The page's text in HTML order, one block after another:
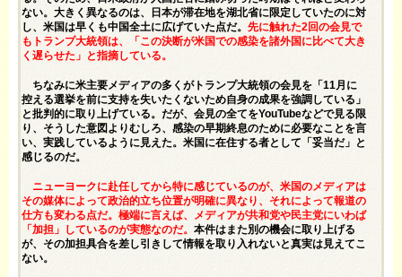
ない。大きく異なるのは、日本が滞在地を湖北省に限定していたのに対
し、米国は早くも中国全土に広げていた点だ。先に触れた2回の会見で
もトランプ大統領は、「この決断が米国での感染を諸外国に比べて大き
く遅らせた」と指摘している。
ちなみに米主要メディアの多くがトランプ大統領の会見を「11月に
控える選挙を前に支持を失いたくないため自身の成果を強調している」
と批判的に取り上げている。だが、会見の全てをYouTubeなどで見る限
り、そうした意図よりむしろ、感染の早期終息のために必要なことを言
い、実践しているように見えた。米国に在住する者として「妥当だ」と
感じるのだ。
ニューヨークに赴任してから特に感じているのが、米国のメディアは
その媒体によって政治的立ち位置が明確に異なり、それによって報道の
仕方も変わる点だ。極端に言えば、メディアが共和党や民主党にいわば
「加担」しているのが実態なのだ。本件はまた別の機会に取り上げる
が、その加担具合を差し引きして情報を取り入れないと真実は見えてこ
ない。